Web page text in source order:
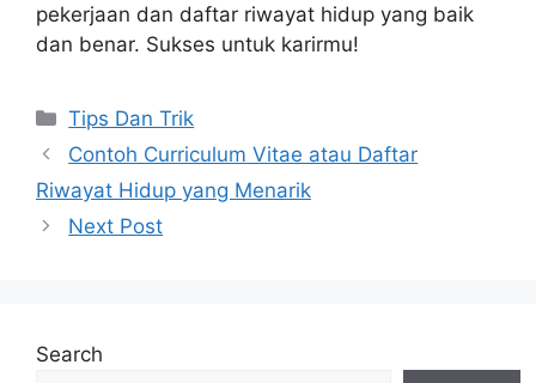
pekerjaan dan daftar riwayat hidup yang baik
dan benar. Sukses untuk karirmu!
Categories
Tips Dan Trik
Contoh Curriculum Vitae atau Daftar
Riwayat Hidup yang Menarik
Next Post
Search